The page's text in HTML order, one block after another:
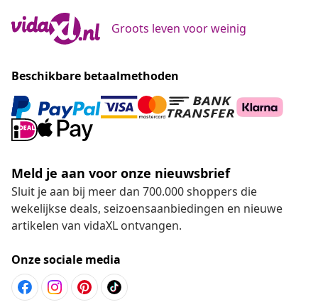
Groots leven voor weinig
Beschikbare betaalmethoden
Meld je aan voor onze nieuwsbrief
Sluit je aan bij meer dan 700.000 shoppers die
wekelijkse deals, seizoensaanbiedingen en nieuwe
artikelen van vidaXL ontvangen.
Onze sociale media